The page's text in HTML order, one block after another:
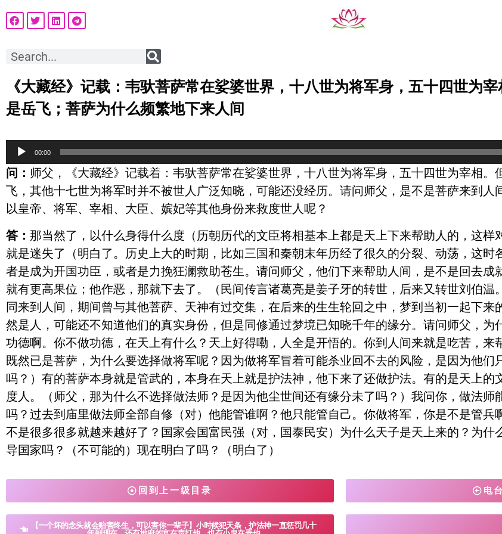
《大藏经》记载：韦驮菩萨常在娑婆世界，十八世为将军身，五十四世为
是岳飞；菩萨为什么频繁地下来人间
频
播
放
00:00
问： 师父，《大藏经》记载着：韦驮菩萨常在娑婆世界，十八世为将军身，五十四世为宰相。
飞，其他十七世为将军时并不被世人广泛知晓，可能还没经历。请问师父，是不是菩萨来到人
以皇帝、将军、宰相、大臣、嫔妃等其他身份来救度世人呢？
答： 那当然了，以什么身得什么度（历朝历代的文臣将相基本上都是天上下来帮助人的，这样
就是迷失了（明白了。历史上大的时期，比如三国和秦朝末年历经了很久的分裂、动荡，这时
者是成为开国功臣，或者是力挽狂澜救助苍生。请问师父，他们下来帮助人间，是不是回去成
就有更高果位；他作恶，那就下去了。（民间传言诸葛亮是姜子牙的转世，后来又转世刘伯温
同来到人间，期间曾与其他菩萨、天神有过交集，在后来的生生轮回之中，梦到当初一起下来
然是人，可能还不知道他们的真实身份，但是同修通过梦境已知晓千年的缘分。请问师父，为
功德啊。你不做功德，在天上有什么？天上好得嘞，人全是开悟的。你到人间来就是吃苦，来
既然已是菩萨，为什么要选择做将军呢？因为做将军冒着可能杀业回不去的风险，是因为他们
吗？）有的菩萨本身就是管武的，本身在天上就是护法神，他下来了还做护法。有的是天上
度人。（师父，那为什么不选择做法师？是因为他尘世间还有缘分未了吗？）我问你，做法师
吗？过去到庙里做法师全部自修（对）他能管谁啊？他只能管自己。你做将军，你是不是管兵
不是很多很多就越来越好了？国家会国富民强（对，国泰民安）为什么天子是天上来的？为什
导国家吗？（不可能的）现在明白了吗？（明白了）
回到上一级目录 电
【一个坏的念头就会贻害终生，可以害你一辈子】小时候犯天条，护法神一直惩罚几十